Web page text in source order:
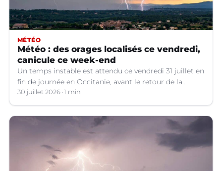
MÉTÉO
Météo : des orages localisés ce vendredi,
canicule ce week-end
Un temps instable est attendu ce vendredi 31 juillet en
fin de journée en Occitanie, avant le retour de la
canicule.
30 juillet 2026 1 min